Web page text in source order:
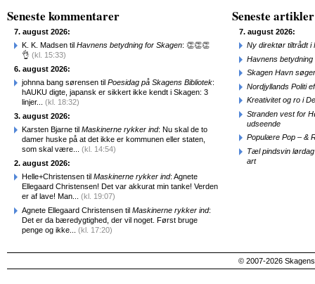
Seneste kommentarer
7. august 2026:
K. K. Madsen til Havnens betydning for Skagen: 👏👏👏
👌 (kl. 15:33)
6. august 2026:
johnna bang sørensen til Poesidag på Skagens Bibliotek:
hAUKU digte, japansk er sikkert ikke kendt i Skagen: 3
linjer... (kl. 18:32)
3. august 2026:
Karsten Bjarne til Maskinerne rykker ind: Nu skal de to
damer huske på at det ikke er kommunen eller staten,
som skal være... (kl. 14:54)
2. august 2026:
Helle+Christensen til Maskinerne rykker ind: Agnete
Ellegaard Christensen! Det var akkurat min tanke! Verden
er af lave! Man... (kl. 19:07)
Agnete Ellegaard Christensen til Maskinerne rykker ind:
Det er da bæredygtighed, der vil noget. Først bruge
penge og ikke... (kl. 17:20)
Seneste artikler
7. august 2026:
Ny direktør tiltrådt i
Havnens betydning
Skagen Havn
Nordjyllands Politi
Kreativitet og ro i
Stranden vest for
udseende
Populære Pop – &
Tæl pindsvin
art
© 2007-2026